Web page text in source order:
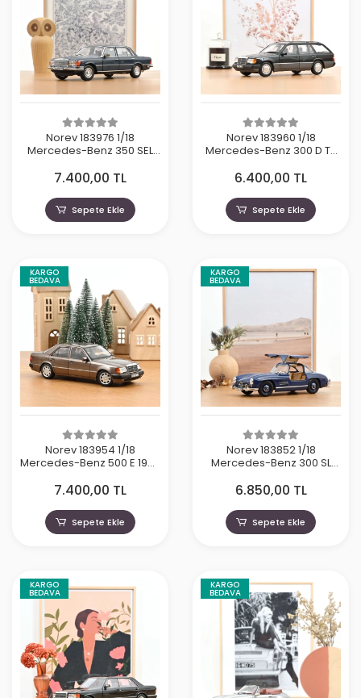
Norev 183976 1/18
Mercedes-Benz 350 SEL
7.400,00 TL
Sepete Ekle
Norev 183960 1/18
Mercedes-Benz 300 D T-
Metallic
6.400,00 TL
Sepete Ekle
KARGO
BEDAVA
Norev 183954 1/18
Mercedes-Benz 500 E 1990
7.400,00 TL
Sepete Ekle
KARGO
BEDAVA
Norev 183852 1/18
Mercedes-Benz 300 SL
6.850,00 TL
Sepete Ekle
KARGO
BEDAVA
KARGO
BEDAVA